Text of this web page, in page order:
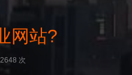
网站?
次